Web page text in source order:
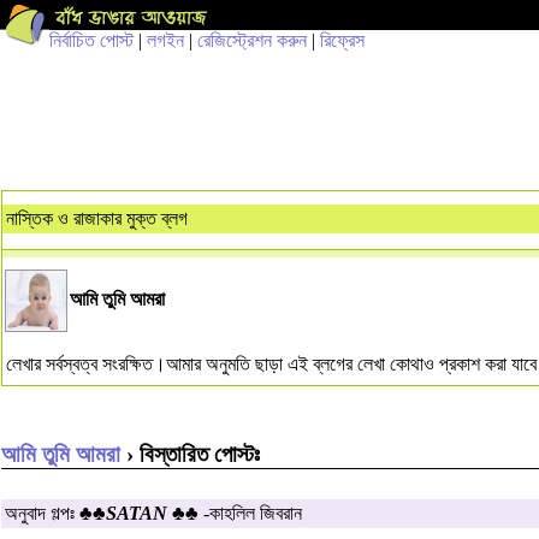
নির্বাচিত পোস্ট| লগইন | রেজিস্ট্রেশন করুন | রিফ্রেস
নাস্তিক ও রাজাকার মুক্ত ব্লগ
আমি তুমি আমরা
লেখার সর্বস্বত্ব সংরক্ষিত।আমার অনুমতি ছাড়া এই ব্লগের লেখা কোথাও প্রকাশ করা যাবে
আমি তুমি আমরা› বিস্তারিত পোস্টঃ
অনুবাদ গল্পঃ ♣♣SATAN ♣♣ -কাহলিল জিবরান